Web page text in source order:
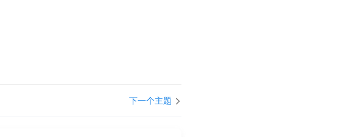
下一个主题